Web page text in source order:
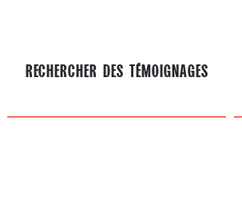
RECHERCHER DES TÉMOIGNAGES